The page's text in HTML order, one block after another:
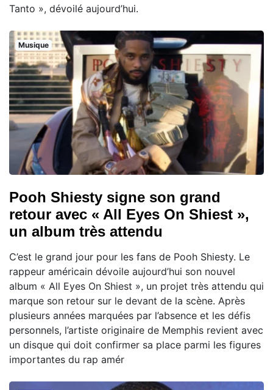
Tanto », dévoilé aujourd’hui.
Musique
Pooh Shiesty signe son grand
retour avec « All Eyes On Shiest »,
un album très attendu
C’est le grand jour pour les fans de Pooh Shiesty. Le
rappeur américain dévoile aujourd’hui son nouvel
album « All Eyes On Shiest », un projet très attendu qui
marque son retour sur le devant de la scène. Après
plusieurs années marquées par l’absence et les défis
personnels, l’artiste originaire de Memphis revient avec
un disque qui doit confirmer sa place parmi les figures
importantes du rap amér